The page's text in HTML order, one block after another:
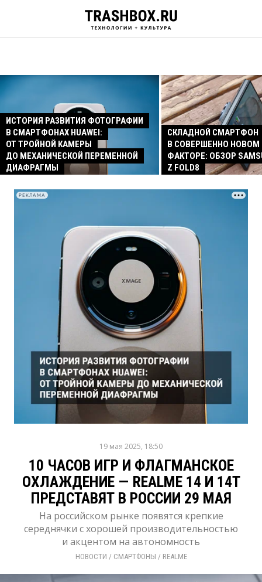
ИСТОРИЯ РАЗВИТИЯ ФОТОГРАФИИ
В СМАРТФОНАХ HUAWEI:
ОТ ТРОЙНОЙ КАМЕРЫ
ДО МЕХАНИЧЕСКОЙ ПЕРЕМЕННОЙ
ДИАФРАГМЫ
СКЛАДНОЙ СМАРТФОН
В СОВЕРШЕННО
ФАКТОРЕ: ОБЗОР
Z FOLD8
РЕКЛАМА
19 мая 2025, 18:50
10 ЧАСОВ ИГР И ФЛАГМАНСКОЕ
ОХЛАЖДЕНИЕ — REALME 14 И 14T
ПРЕДСТАВЯТ В РОССИИ 29 МАЯ
На российском рынке появятся крепкие
середнячки с хорошей производительностью
и акцентом на автономность
НОВОСТИ / СМАРТФОНЫ / REALME